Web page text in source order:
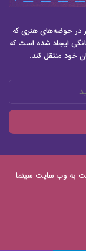
در حوضه‌های هنری که
ایجاد شده است که
خود منتقل کند.
به وب سایت سینما